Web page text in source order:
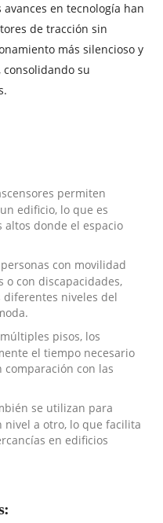
avances en tecnología han
de tracción sin
más silencioso y
su
permiten
edificio, lo que es
altos donde el espacio
con movilidad
o con discapacidades,
niveles del
pisos, los
el tiempo necesario
con las
se utilizan para
a otro, lo que facilita
en edificios